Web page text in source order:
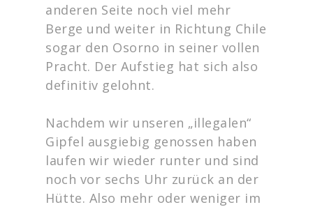
anderen Seite noch viel mehr
Berge und weiter in Richtung Chile
sogar den Osorno in seiner vollen
Pracht. Der Aufstieg hat sich also
definitiv gelohnt.
Nachdem wir unseren „illegalen“
Gipfel ausgiebig genossen haben
laufen wir wieder runter und sind
noch vor sechs Uhr zurück an der
Hütte. Also mehr oder weniger im